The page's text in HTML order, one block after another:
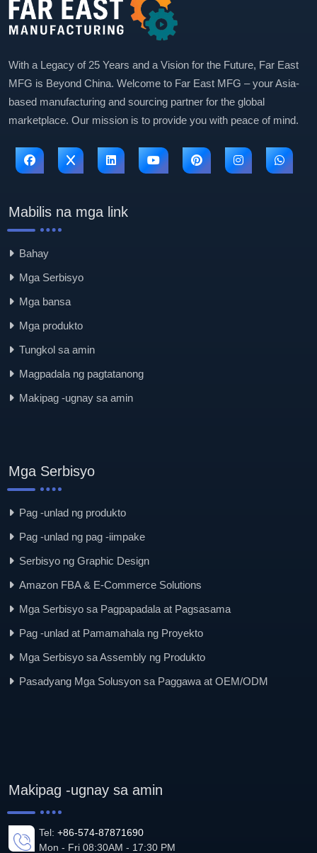
With a Legacy of 25 Years and a Vision for the Future, Far East
MFG is Beyond China. Welcome to Far East MFG – your Asia-
based manufacturing and sourcing partner for the global
marketplace. Our mission is to provide you with peace of mind.
Mabilis na mga link
Bahay
Mga Serbisyo
Mga bansa
Mga produkto
Tungkol sa amin
Magpadala ng pagtatanong
Makipag -ugnay sa amin
Mga Serbisyo
Pag -unlad ng produkto
Pag -unlad ng pag -iimpake
Serbisyo ng Graphic Design
Amazon FBA & E-Commerce Solutions
Mga Serbisyo sa Pagpapadala at Pagsasama
Pag -unlad at Pamamahala ng Proyekto
Mga Serbisyo sa Assembly ng Produkto
Pasadyang Mga Solusyon sa Paggawa at OEM/ODM
Makipag -ugnay sa amin
Tel: +86-574-87871690
Mon - Fri 08:30AM - 17:30 PM